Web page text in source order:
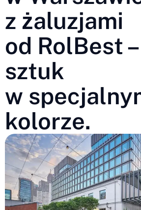
z żaluzjami
od RolBest
sztuk
w
kolorze.